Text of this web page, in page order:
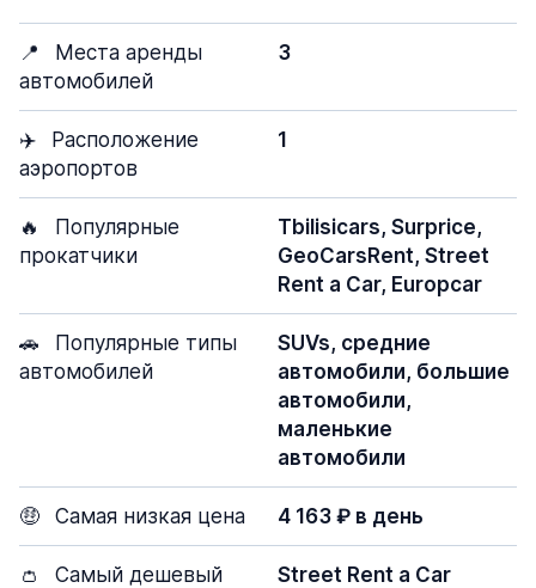
📍
Места аренды
автомобилей
3
✈️
Расположение
аэропортов
1
🔥
Популярные
прокатчики
Tbilisicars, Surprice,
GeoCarsRent, Street
Rent a Car, Europcar
🚗
Популярные типы
автомобилей
SUVs, средние
автомобили, большие
автомобили,
маленькие
автомобили
🤑 Самая низкая цена 4 163 ₽ в день
👛
Самый дешевый
Street Rent a Car